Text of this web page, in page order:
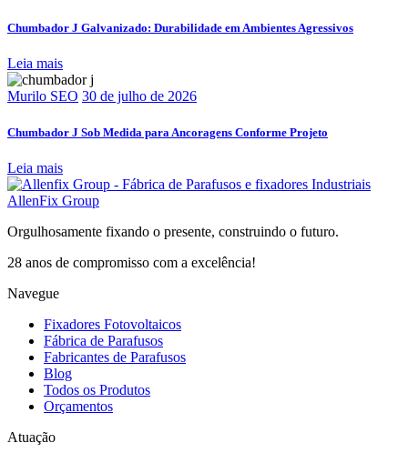
Chumbador J Galvanizado: Durabilidade em Ambientes Agressivos
Leia mais
Murilo SEO 30 de julho de 2026
Chumbador J Sob Medida para Ancoragens Conforme Projeto
Leia mais
AllenFix Group
Orgulhosamente fixando o presente, construindo o futuro.
28 anos de compromisso com a excelência!
Navegue
Fixadores Fotovoltaicos
Fábrica de Parafusos
Fabricantes de Parafusos
Blog
Todos os Produtos
Orçamentos
Atuação